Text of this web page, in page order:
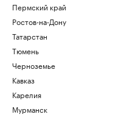
Пермский край
Ростов-на-Дону
Татарстан
Тюмень
Черноземье
Кавказ
Карелия
Мурманск